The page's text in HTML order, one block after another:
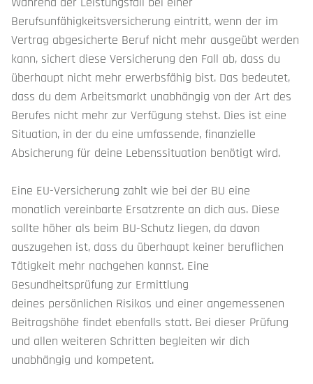
Home
Über mich
Referenzen
Versicherungen
KRANKENVERSICHERUNG
ALTERSVORSORGE
KRANKENZUSATZ
Berufsunfähigkeitsversicherung eintritt, wenn der im
Vertrag abgesicherte Beruf nicht mehr ausgeübt werden
kann, sichert diese Versicherung den Fall ab, dass du
überhaupt nicht mehr erwerbsfähig bist. Das bedeutet,
dass du dem Arbeitsmarkt unabhängig von der Art des
Berufes nicht mehr zur Verfügung stehst. Dies ist eine
Situation, in der du eine umfassende, finanzielle
Absicherung für deine Lebenssituation benötigt wird.
Eine EU-Versicherung zahlt wie bei der BU eine
monatlich vereinbarte Ersatzrente an dich aus. Diese
sollte höher als beim BU-Schutz liegen, da davon
auszugehen ist, dass du überhaupt keiner beruflichen
Tätigkeit mehr nachgehen kannst. Eine
Gesundheitsprüfung zur Ermittlung
deines persönlichen Risikos und einer angemessenen
Beitragshöhe findet ebenfalls statt. Bei dieser Prüfung
und allen weiteren Schritten begleiten wir dich
unabhängig und kompetent.